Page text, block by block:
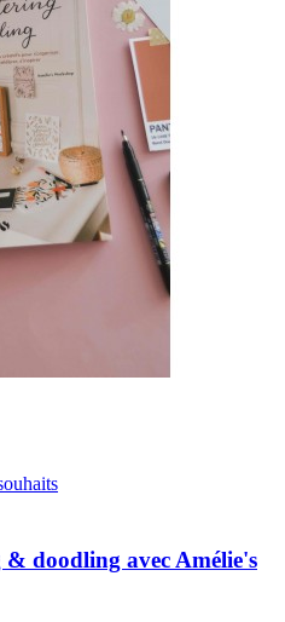
doodling avec Amélie's